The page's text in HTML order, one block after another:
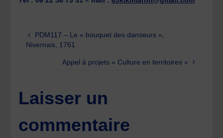
PDM117 – Le « bouquet des danseurs »,
Nivernais, 1761
Appel à projets « Culture en territoires »
Laisser un
commentaire